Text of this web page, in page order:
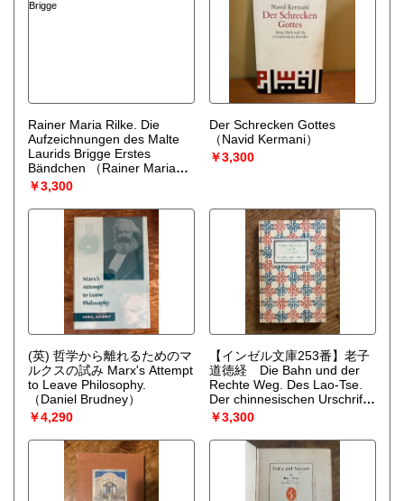
Rainer Maria Rilke. Die
Aufzeichnungen des Malte
Laurids Brigge Erstes
Bändchen
（Rainer Maria
Rilke）
￥3,300
Der Schrecken Gottes
（Navid Kermani）
￥3,300
(英) 哲学から離れるためのマ
ルクスの試み Marx's Attempt
to Leave Philosophy.
（Daniel Brudney）
￥4,290
【インゼル文庫253番】老子
道徳経 Die Bahn und der
Rechte Weg. Des Lao-Tse.
Der chinnesischen Urschrift
nachgedacht von Alexander
Ular. [Insel-Bucherei Nr. 253]
16.-25.Tausend （Lao-Tse）
￥3,300